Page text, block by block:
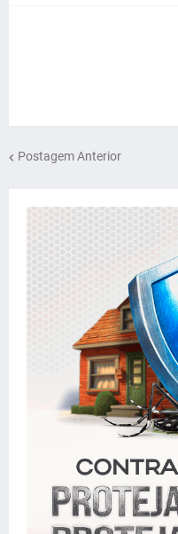
Postagem Anterior